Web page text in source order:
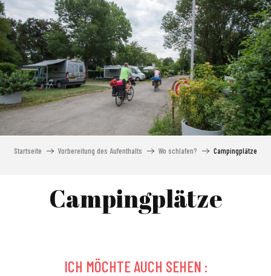
Aller
au
contenu
principal
Startseite Vorbereitung des Aufenthalts Wo schlafen? Campingplätze
Campingplätze
ICH MÖCHTE AUCH SEHEN :